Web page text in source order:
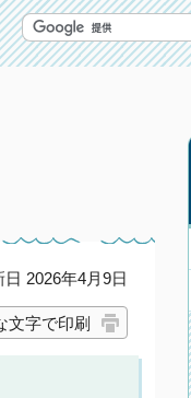
2026年4月9日
文字で印刷